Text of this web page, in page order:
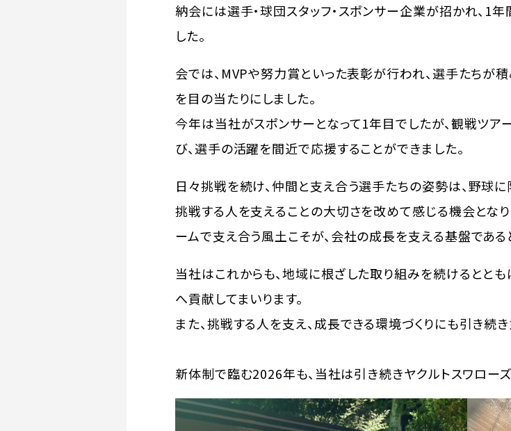
納会には選手・球団スタッフ・スポンサー企業が招かれ、1
した。
会では、MVPや努力賞といった表彰が行われ、選手たちが
を目の当たりにしました。
今年は当社がスポンサーとなって1年目でしたが、観戦ツア
び、選手の活躍を間近で応援することができました。
日々挑戦を続け、仲間と支え合う選手たちの姿勢は、野球
挑戦する人を支えることの大切さを改めて感じる機会とな
ームで支え合う風土こそが、会社の成長を支える基盤である
当社はこれからも、地域に根ざした取り組みを続けるとと
へ貢献してまいります。
また、挑戦する人を支え、成長できる環境づくりにも引き続
新体制で臨む2026年も、当社は引き続きヤクルトスワローズ